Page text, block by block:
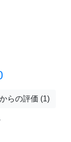
らの評価 (1)